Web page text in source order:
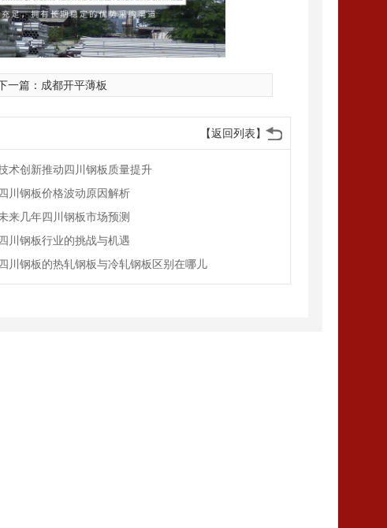
一篇： 成都开平薄板
【返回列表】
术创新推动四川钢板质量提升
川钢板价格波动原因解析
来几年四川钢板市场预测
川钢板行业的挑战与机遇
川钢板的热轧钢板与冷轧钢板区别在哪儿